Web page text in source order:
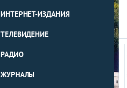
ИНТЕРНЕТ-ИЗДАНИЯ
ТЕЛЕВИДЕНИЕ
РАДИО
ЖУРНАЛЫ